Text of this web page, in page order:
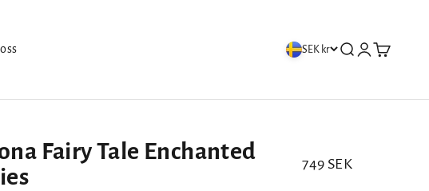
SEK kr Öppna sök
ÖppnaÖppna
Fairy Tale Enchanted
REA-pris
749 SEK